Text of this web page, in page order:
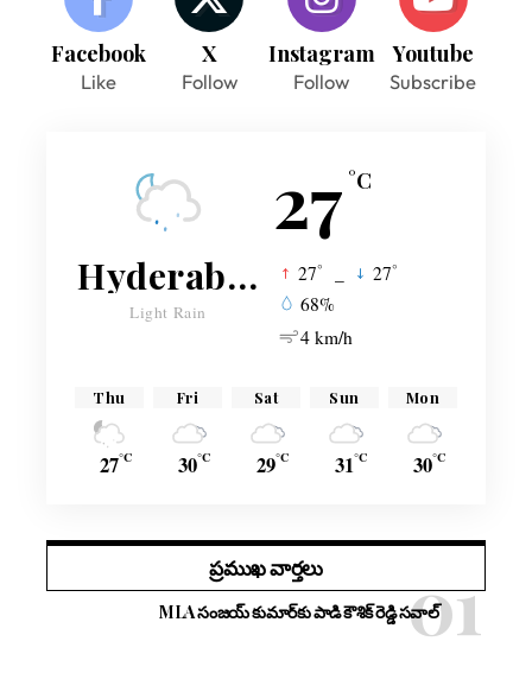
Facebook
Like
X
Follow
Instagram
Follow
Youtube
Subscribe
27 °C
Hyderabad
Light Rain
27° 27°
68%
4 km/h
Thu
27°C
Fri
30°C
Sat
29°C
Sun
31°C
Mon
30°C
ప్రముఖ వార్తలు
MLA సంజయ్ కుమార్‌కు పాడి కౌశిక్ రెడ్డి సవాల్